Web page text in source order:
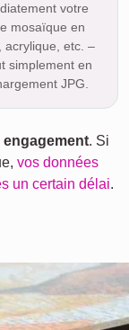
votre
mosaïque en
acrylique, etc. –
simplement en
JPG.
. Si
vos données
un certain délai.